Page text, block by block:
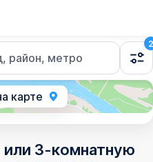
район, метро
2
карте
3-комнатную